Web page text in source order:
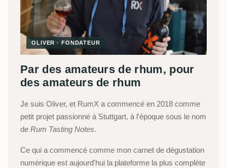
OLIVER · FONDATEUR
Par des amateurs de rhum, pour
des amateurs de rhum
Je suis Oliver, et RumX a commencé en 2018 comme
petit projet passionné à Stuttgart, à l'époque sous le nom
de Rum Tasting Notes.
Ce qui a commencé comme mon carnet de dégustation
numérique est aujourd'hui la plateforme la plus complète